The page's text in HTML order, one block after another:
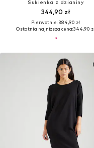
Sukienka z dzianiny
344,90 zł
Pierwotnie: 384,90 zł
Ostatnia najniższa cena:344,90